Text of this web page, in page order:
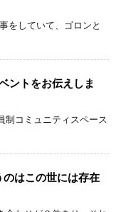
をしていて、ゴロンと
ントをお伝えしま
制コミュニティスペース
のはこの世には存在